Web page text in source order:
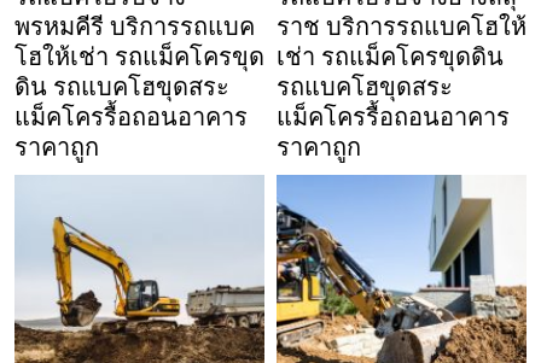
พรหมคีรี บริการรถแบค
โฮให้เช่า รถแม็คโครขุด
ดิน รถแบคโฮขุดสระ
แม็คโครรื้อถอนอาคาร
ราคาถูก
ราช บริการรถแบคโฮให้
เช่า รถแม็คโครขุดดิน
รถแบคโฮขุดสระ
แม็คโครรื้อถอนอาคาร
ราคาถูก